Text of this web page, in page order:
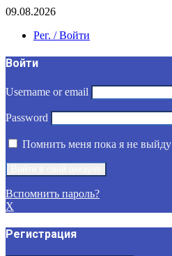
09.08.2026
Рег. / Войти
Войти
Username or email
Password
Помнить меня пока я не выйду
Вспомнить пароль?
X
Регистрация